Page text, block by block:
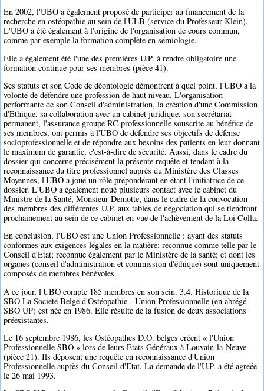
En 2002, l'UBO a également proposé de participer au financement de la
recherche en ostéopathie au sein de l'ULB (service du Professeur Klein).
L'UBO a été également à l'origine de l'organisation de cours commun,
comme par exemple la formation complète en sémiologie.
Elle a également été l'une des premières U.P. à rendre obligatoire une
formation continue pour ses membres (pièce 41).
Ses statuts et son Code de déontologie démontrent à quel point, l'UBO a la
volonté de défendre une profession de haut niveau. L'organisation
performante de son Conseil d'administration, la création d'une Commission
d'Ethique, sa collaboration avec un cabinet juridique, son secrétariat
permanent, l'assurance groupe RC professionnelle souscrite au bénéfice de
ses membres, ont permis à l'UBO de défendre ses objectifs de défense
socioprofessionnelle et de répondre aux besoins des patients en leur donnant
le maximum de garantie, c'est-à-dire de sécurité. Aussi, dans le cadre du
dossier qui concerne précisément la présente requête et tendant à la
reconnaissance du titre professionnel auprès du Ministère des Classes
Moyennes, l'UBO a joué un rôle prépondérant en étant l'initiatrice de ce
dossier. L'UBO a également noué plusieurs contact avec le cabinet du
Ministre de la Santé, Monsieur Demotte, dans le cadre de la convocation
des membres des différentes U.P. aux tables de négociation qui se tiendront
prochainement au sein de ce cabinet en vue de l'achèvement de la Loi Colla.
En conclusion, l'UBO est une Union Professionnelle : ayant des statuts
conformes aux exigences légales en la matière; reconnue comme telle par le
Conseil d'Etat; reconnue également par le Ministère de la santé; et dont les
organes (conseil d'administration et commission d'éthique) sont uniquement
composés de membres bénévoles.
A ce jour, l'UBO compte 185 membres en son sein. 3.4. Historique de la
SBO La Société Belge d'Ostéopathie - Union Professionnelle (en abrégé
SBO UP) est née en 1986. Elle résulte de la fusion de deux associations
préexistantes.
Le 16 septembre 1986, les Ostéopathes D.O. belges créent « l'Union
Professionnelle SBO » lors de leurs Etats Généraux à Louvain-la-Neuve
(pièce 21). Ils déposent une requête en reconnaissance d'Union
Professionnelle auprès du Conseil d'Etat. La demande de l'U.P. a été agréée
le 26 mai 1993.